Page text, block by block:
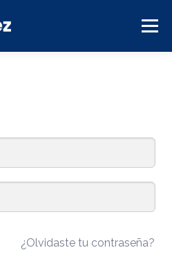
Menú
¿Olvidaste tu contraseña?